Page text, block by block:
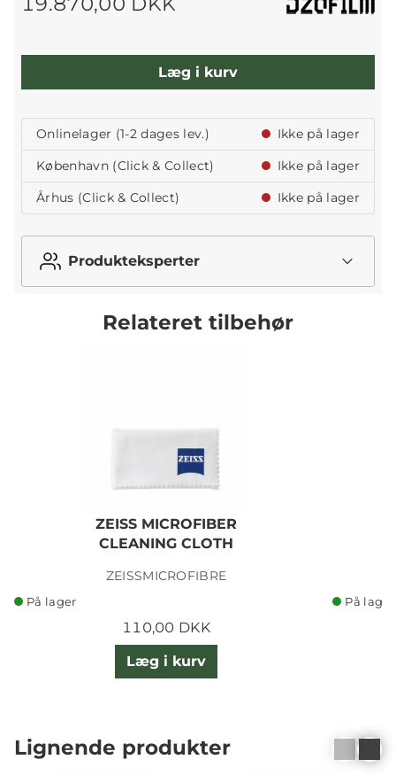
Læg i kurv
Onlinelager (1-2 dages lev.)
Ikke på lager
København (Click & Collect)
Ikke på lager
Århus (Click & Collect)
Ikke på lager
Produkteksperter
Relateret tilbehør
ZEISS MICROFIBER
CLEANING CLOTH
ZEISSMICROFIBRE
På lager
110,00 DKK
Læg i kurv
På lager
Lignende produkter